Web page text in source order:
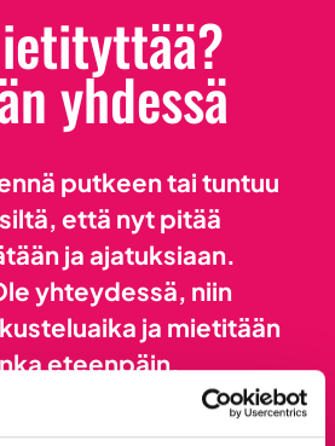
yhdessä
putkeen tai tuntuu
että nyt pitää
ja ajatuksiaan.
yhteydessä, niin
ja mietitään
eteenpäin.
ASIAKKUUSJOHTAJA